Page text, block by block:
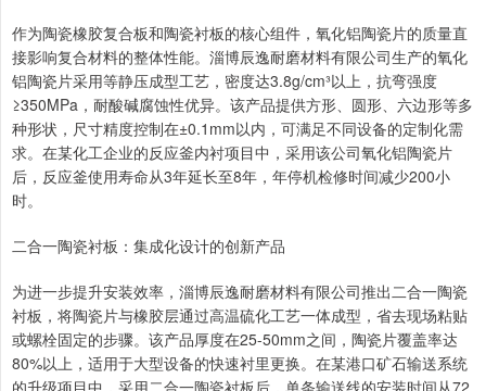
作为陶瓷橡胶复合板和陶瓷衬板的核心组件，氧化铝陶瓷片的质量直
接影响复合材料的整体性能。淄博辰逸耐磨材料有限公司生产的氧化
铝陶瓷片采用等静压成型工艺，密度达3.8g/cm³以上，抗弯强度
≥350MPa，耐酸碱腐蚀性优异。该产品提供方形、圆形、六边形等多
种形状，尺寸精度控制在±0.1mm以内，可满足不同设备的定制化需
求。在某化工企业的反应釜内衬项目中，采用该公司氧化铝陶瓷片
后，反应釜使用寿命从3年延长至8年，年停机检修时间减少200小
时。
二合一陶瓷衬板：集成化设计的创新产品
为进一步提升安装效率，淄博辰逸耐磨材料有限公司推出二合一陶瓷
衬板，将陶瓷片与橡胶层通过高温硫化工艺一体成型，省去现场粘贴
或螺栓固定的步骤。该产品厚度在25-50mm之间，陶瓷片覆盖率达
80%以上，适用于大型设备的快速衬里更换。在某港口矿石输送系统